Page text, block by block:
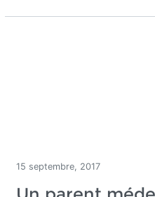
15 septembre, 2017